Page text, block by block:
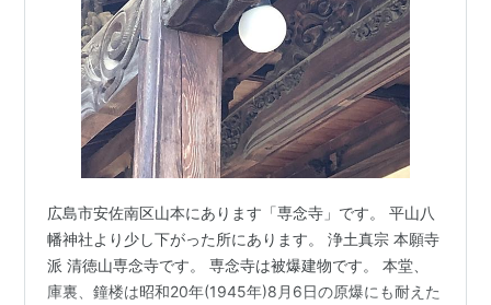
広島市安佐南区山本にあります「専念寺」です。 平山八
幡神社より少し下がった所にあります。 浄土真宗 本願寺
派 清徳山専念寺です。 専念寺は被爆建物です。 本堂、
庫裏、鐘楼は昭和20年(1945年)8月6日の原爆にも耐えた